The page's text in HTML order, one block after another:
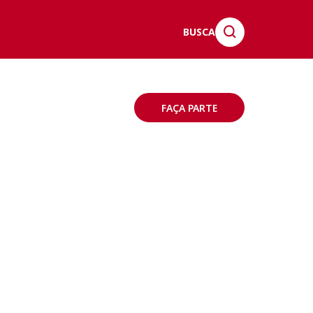
BUSCA
FAÇA PARTE